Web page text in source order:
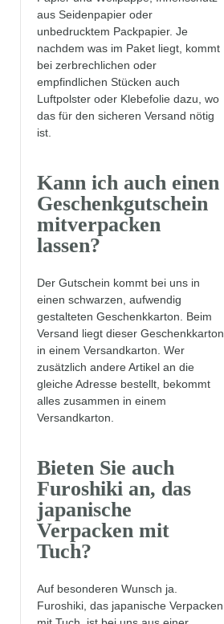
aus Seidenpapier oder
unbedrucktem Packpapier. Je
nachdem was im Paket liegt, kommt
bei zerbrechlichen oder
empfindlichen Stücken auch
Luftpolster oder Klebefolie dazu, wo
das für den sicheren Versand nötig
ist.
Kann ich auch einen
Geschenkgutschein
mitverpacken
lassen?
Der Gutschein kommt bei uns in
einen schwarzen, aufwendig
gestalteten Geschenkkarton. Beim
Versand liegt dieser Geschenkkarton
in einem Versandkarton. Wer
zusätzlich andere Artikel an die
gleiche Adresse bestellt, bekommt
alles zusammen in einem
Versandkarton.
Bieten Sie auch
Furoshiki an, das
japanische
Verpacken mit
Tuch?
Auf besonderen Wunsch ja.
Furoshiki, das japanische Verpacken